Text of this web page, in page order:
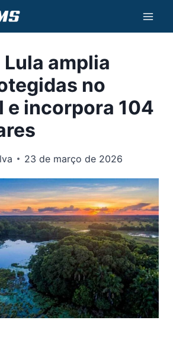
amplia
no
e incorpora 104
23 de março de 2026